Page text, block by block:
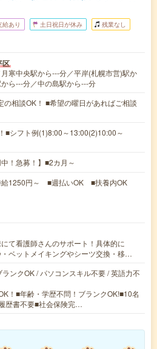
給あり 土日祝日が休み 残業なし
区
寒中央駅から---分／平岸(札幌市営)駅か
ら---分／中の島駅から---分
の相談OK！ ■希望の曜日があればご相談
■シフト例(1)8:00～13:00(2)10:00～
中！急募！】■2カ月～
給1250円～ ■週払いOK ■扶養内OK
て看護師さんのサポート！具体的に
ベットメイキングやシーツ交換・移…
ンクOK / パソコンスキル不要 / 英語力不
！■年齢・学歴不問！ブランクOK!■10名
歴書不要■社会保険完…